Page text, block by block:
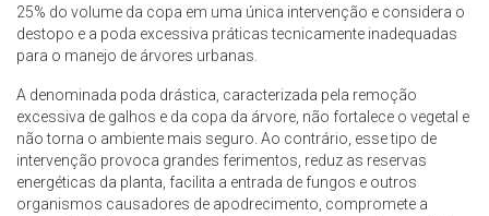
25% do volume da copa em uma única intervenção e considera o
destopo e a poda excessiva práticas tecnicamente inadequadas
para o manejo de árvores urbanas.
A denominada poda drástica, caracterizada pela remoção
excessiva de galhos e da copa da árvore, não fortalece o vegetal e
não torna o ambiente mais seguro. Ao contrário, esse tipo de
intervenção provoca grandes ferimentos, reduz as reservas
energéticas da planta, facilita a entrada de fungos e outros
organismos causadores de apodrecimento, compromete a